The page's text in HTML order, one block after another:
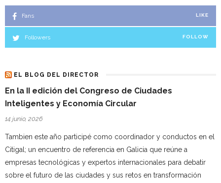
Fans LIKE
Followers FOLLOW
EL BLOG DEL DIRECTOR
En la II edición del Congreso de Ciudades
Inteligentes y Economía Circular
14 junio, 2026
Tambien este año participé como coordinador y conductos en el
Citigal; un encuentro de referencia en Galicia que reúne a
empresas tecnológicas y expertos internacionales para debatir
sobre el futuro de las ciudades y sus retos en transformación